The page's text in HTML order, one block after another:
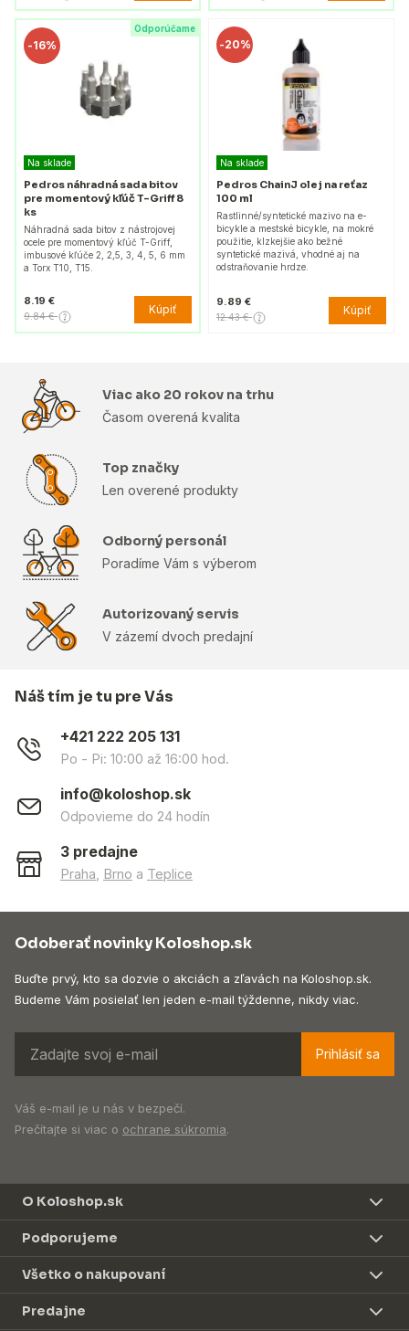
Odporúčame
-16%
Na sklade
Pedros náhradná sada bitov
pre momentový kľúč T-Griff 8
ks
Náhradná sada bitov z nástrojovej
ocele pre momentový kľúč T-Griff,
imbusové kľúče 2, 2,5, 3, 4, 5, 6 mm
a Torx T10, T15.
8.19 €
9.84 € Kúpiť
-20%
Na sklade
Pedros ChainJ olej na reťaz
100 ml
Rastlinné/syntetické mazivo na e-
bicykle a mestské bicykle, na mokré
použitie, klzkejšie ako bežné
syntetické mazivá, vhodné aj na
odstraňovanie hrdze.
9.89 €
12.43 € Kúpiť
Viac ako 20 rokov na trhu
Časom overená kvalita
Top značky
Len overené produkty
Odborný personál
Poradíme Vám s výberom
Autorizovaný servis
V zázemí dvoch predajní
Náš tím je tu pre Vás
+421 222 205 131
Po - Pi: 10:00 až 16:00 hod.
info@koloshop.sk
Odpovieme do 24 hodín
3 predajne
Praha Brno a Teplice
Odoberať novinky Koloshop.sk
Buďte prvý, kto sa dozvie o akciách a zľavách na Koloshop.sk.
Budeme Vám posielať len jeden e-mail týždenne, nikdy viac.
Prihlásiť sa
Váš e-mail je u nás v bezpečí.
Prečítajte si viac o ochrane súkromia.
O Koloshop.sk
Podporujeme
Všetko o nakupovaní
Predajne